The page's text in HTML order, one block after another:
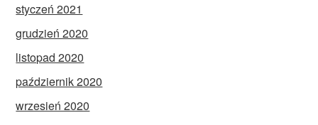
styczeń 2021
grudzień 2020
listopad 2020
październik 2020
wrzesień 2020